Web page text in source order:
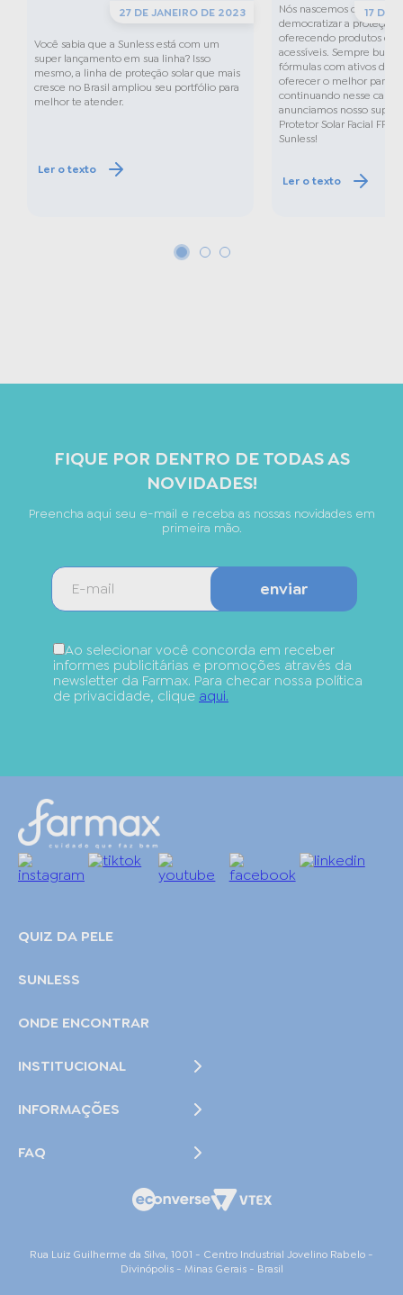
Você sabia que a Sunless está com um
super lançamento em sua linha? Isso
mesmo, a linha de proteção solar que mais
cresce no Brasil ampliou seu portfólio para
melhor te atender.
Ler o texto
27 DE JANEIRO DE 2023
Nós nascemos com o
democratizar a proteção
oferecendo produtos de
acessíveis. Sempre
fórmulas com ativos de
oferecer o melhor para
continuando nesse
anunciamos nosso super
Protetor Solar Facial FPS
Sunless!
Ler o texto
17 DE
FIQUE POR DENTRO DE TODAS AS
NOVIDADES!
Preencha aqui seu e-mail e receba as nossas novidades em
primeira mão.
enviar
Ao selecionar você concorda em receber
informes publicitárias e promoções através da
newsletter da Farmax. Para checar nossa política
de privacidade, clique aqui.
QUIZ DA PELE
SUNLESS
ONDE ENCONTRAR
INSTITUCIONAL
INFORMAÇÕES
FAQ
Rua Luiz Guilherme da Silva, 1001 - Centro Industrial Jovelino Rabelo -
Divinópolis - Minas Gerais - Brasil